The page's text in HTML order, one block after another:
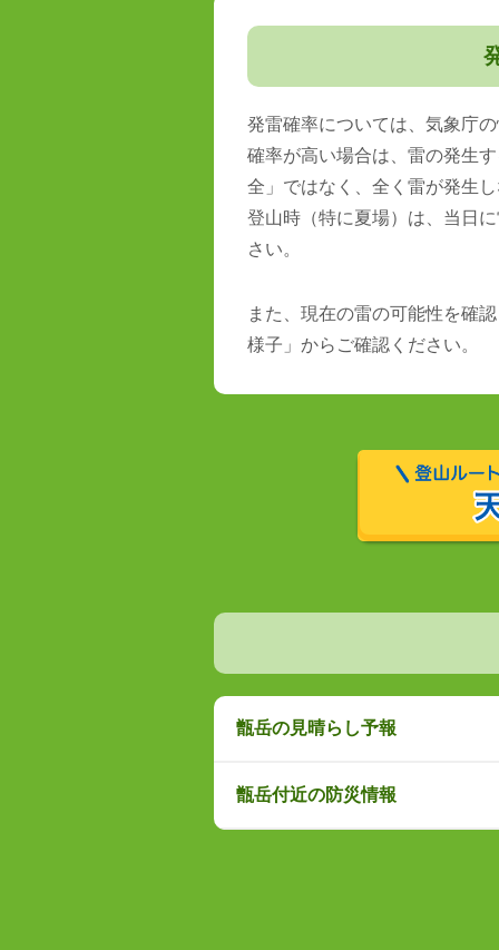
発雷確率については、気象庁
確率が高い場合は、雷の発生
全」ではなく、全く雷が発生
登山時（特に夏場）は、当日
さい。
また、現在の雷の可能性を確
様子」からご確認ください。
甑岳の見晴らし予報
甑岳付近の防災情報